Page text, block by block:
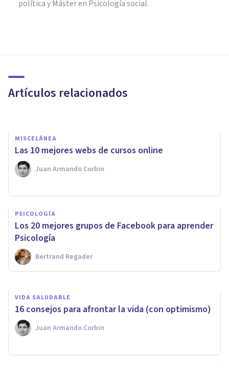
política y Máster en Psicología social.
Artículos relacionados
Mente más leídos en 2015
MISCELÁNEA
Las 10 mejores webs de cursos online
Juan Armando Corbin
PSICOLOGÍA
Los 20 mejores grupos de Facebook para aprender
Psicología
Bertrand Regader
¿Qué hacer para superar el
desamor?
Avance Psicólogos
VIDA SALUDABLE
16 consejos para afrontar la vida (con optimismo)
Juan Armando Corbin